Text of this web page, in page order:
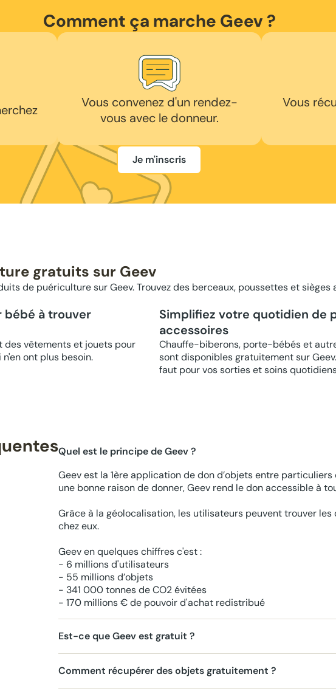
Comment ça marche Geev ?
Vous convenez d'un rendez-
vous avec le donneur.
Vous
Je m'inscris
gratuits sur Geev
de puériculture sur Geev. Trouvez des berceaux, poussettes et
bébé à trouver
des vêtements et jouets pour
ont plus besoin.
Simplifiez votre quotidien de
accessoires
Chauffe-biberons, porte-bébés et
sont disponibles gratuitement sur
faut pour vos sorties et soins
Quel est le principe de Geev ?
Geev est la 1ère application de don d’objets entre particuliers
une bonne raison de donner, Geev rend le don accessible à
Grâce à la géolocalisation, les utilisateurs peuvent trouver
chez eux.
Geev en quelques chiffres c'est :
- 6 millions d'utilisateurs
- 55 millions d’objets
- 341 000 tonnes de CO2 évitées
- 170 millions € de pouvoir d'achat redistribué
Est-ce que Geev est gratuit ?
Comment récupérer des objets gratuitement ?